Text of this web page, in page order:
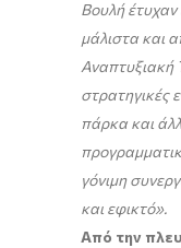
Βουλή
μάλιστα και
Αναπτυξιακή
στρατηγικές
πάρκα και
γόνιμη
και εφικτό».
Από την